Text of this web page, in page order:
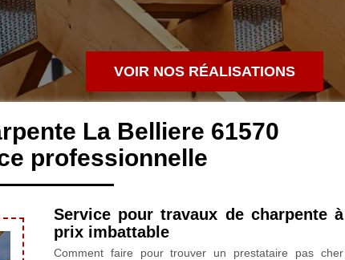
VOIR NOS RÉALISATIONS
La Belliere 61570
professionnelle
Service pour travaux de charpente à
prix imbattable
Comment faire pour trouver un prestataire pas cher